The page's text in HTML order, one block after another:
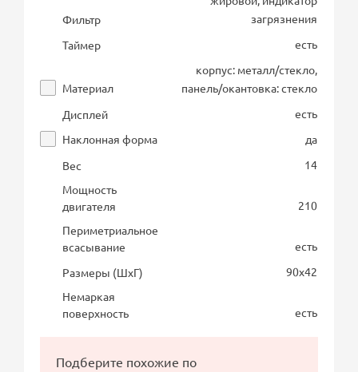
Фильтр
загрязнения
Таймер
есть
Материал
корпус: металл/стекло,
панель/окантовка: стекло
Дисплей
есть
Наклонная форма
да
Вес
14
Мощность
двигателя
210
Периметриальное
всасывание
есть
Размеры (ШхГ)
90х42
Немаркая
поверхность
есть
Подберите похожие по